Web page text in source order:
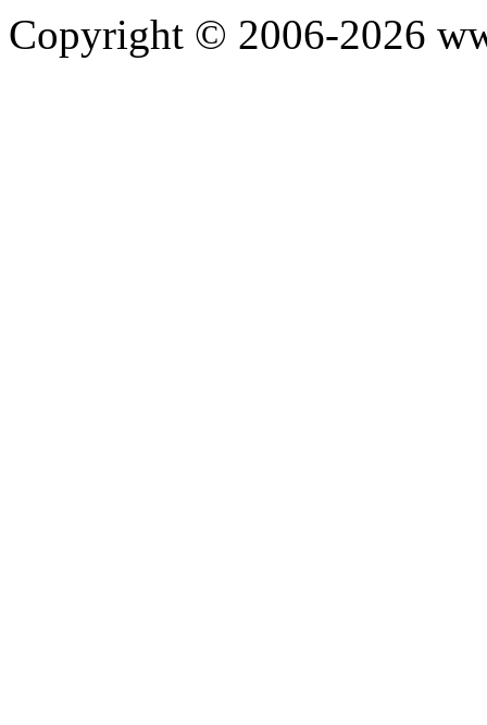
Copyright © 2006-2026